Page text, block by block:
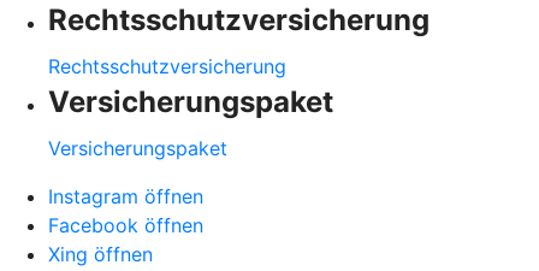
Rechtsschutzversicherung
Rechtsschutzversicherung
Versicherungspaket
Versicherungspaket
Instagram öffnen
Facebook öffnen
Xing öffnen